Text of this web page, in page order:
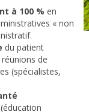
à 100 % en
« non
du patient
de
(spécialistes,